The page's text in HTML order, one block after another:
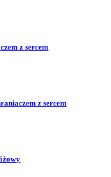
z sercem
z sercem